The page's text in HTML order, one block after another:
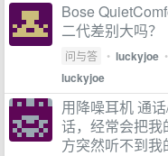
Bose
二代差别大吗？
问与答 • luckyjoe •
luckyjoe
用降噪耳机 通
话，经常会把
方突然听不到我